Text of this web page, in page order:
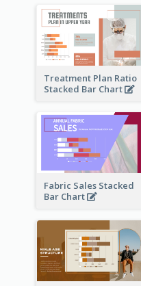
Treatment Plan Ratio
Stacked Bar Chart
Fabric Sales Stacked
Bar Chart